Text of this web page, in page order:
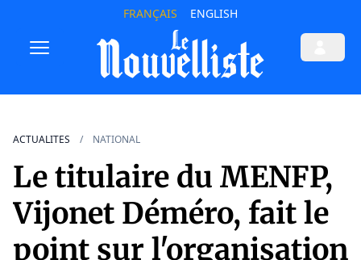
FRANÇAIS ENGLISH
ACTUALITES NATIONAL
Le titulaire du MENFP,
Vijonet Déméro, fait le
point sur l'organisation